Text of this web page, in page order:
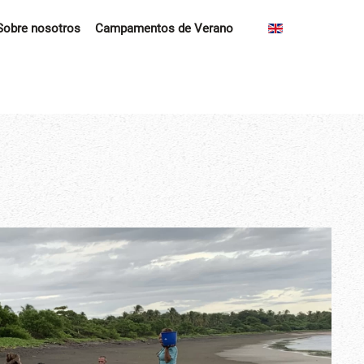
nosotros Campamentos de Verano